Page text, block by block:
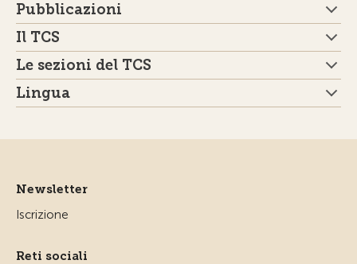
Pubblicazioni
Il TCS
Le sezioni del TCS
Lingua
Newsletter
Iscrizione
Reti sociali